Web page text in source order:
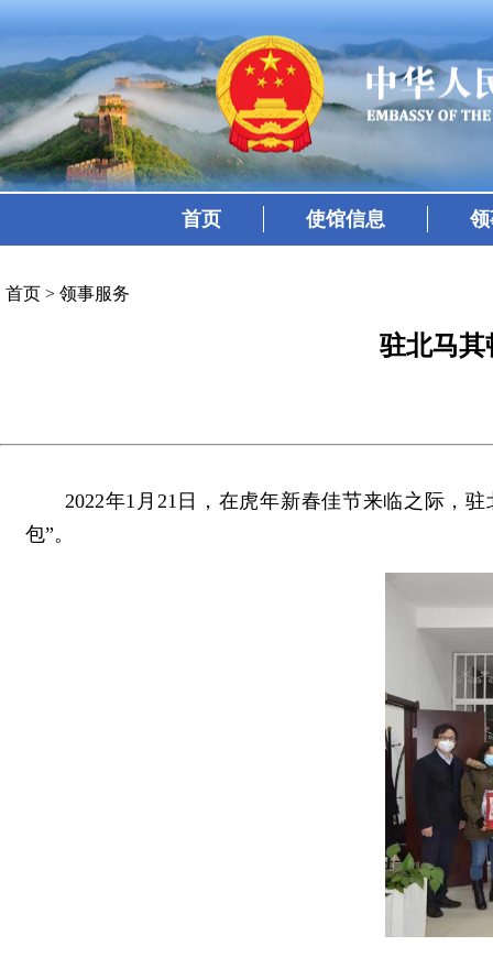
首页 使馆信息
首页 > 领事服务
驻北马其
2022年1月21日，在虎年新春佳节来临之际，驻
包”。